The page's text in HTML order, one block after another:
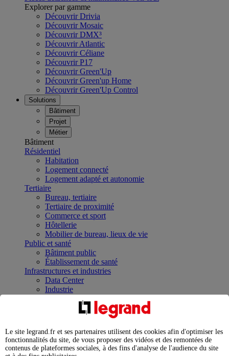
Explorer par gamme
Découvrir Drivia
Découvrir Mosaic
Découvrir DMX³
Découvrir Atlantic
Découvrir Céliane
Découvrir P17
Découvrir Green'Up
Découvrir Green'up Home
Découvrir Green'Up Control
Solutions
Bâtiment
Projet
Métier
Bâtiment
Résidentiel
Habitation
Logement connecté
Logement adapté et autonomie
Tertiaire
Bureau, tertiaire
Tertiaire de proximité
Commerce et sport
Hôtellerie
Mobilier de bureau, lieux de vie
Public et santé
Bâtiment public
Établissement de santé
Infrastructures et industries
Data Center
Industrie
Infrastructures
Contrôler et planifier le fonctionnement des appareils
Répartir et optimiser son tableau électrique
Legrand Data Center Solutions : concentrer les
expertises au service de vos performances
Le site legrand.fr et ses partenaires utilisent des cookies afin d'optimiser les
fonctionnalités du site, de vous proposer des vidéos et des remontées de
contenus de plateformes sociales, à des fins d'analyse de l'audience du site